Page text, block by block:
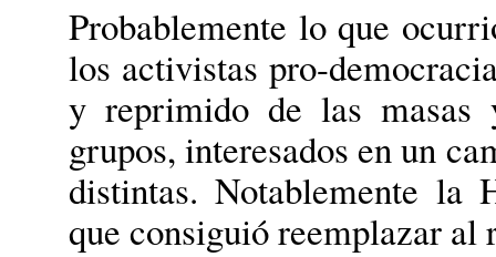
Probablemente lo que
los activistas pro-
y reprimido de las masas
grupos, interesados en un
distintas. Notablemente la
que consiguió reemplazar